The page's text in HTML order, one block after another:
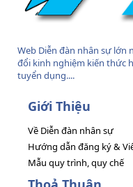
Web Diễn đàn nhân sự lớn
đổi kinh nghiệm kiến thức
tuyển dụng....
Giới Thiệu
Về Diễn đàn nhân sự
Hướng dẫn đăng ký &
Mẫu quy trình, quy chế